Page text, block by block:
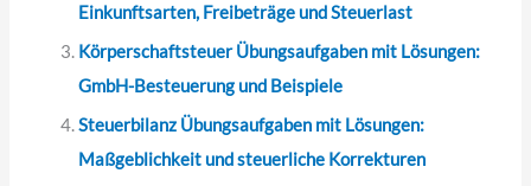
Einkunftsarten, Freibeträge und Steuerlast
Körperschaftsteuer Übungsaufgaben mit Lösungen:
GmbH-Besteuerung und Beispiele
Steuerbilanz Übungsaufgaben mit Lösungen:
Maßgeblichkeit und steuerliche Korrekturen